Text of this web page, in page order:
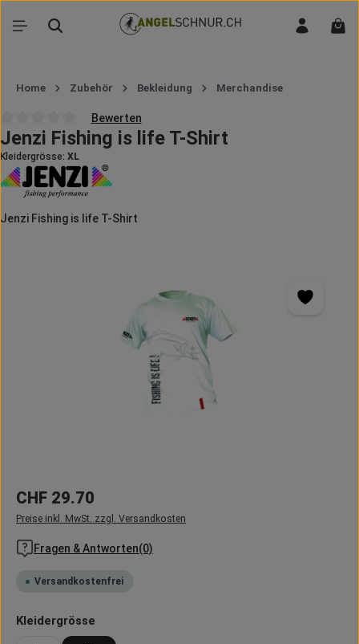
Zum Hauptinhalt springen
Home Zubehör Bekleidung Merchandise
Durchschnittliche Bewertung von 0 von 5 Sternen
Bewerten
Jenzi Fishing is life T-Shirt
Kleidergrösse: XL
Jenzi Fishing is life T-Shirt
Regulärer Preis:
CHF 29.70
Preise inkl. MwSt. zzgl. Versandkosten
Fragen & Antworten(0)
Versandkostenfrei
Kleidergrösse